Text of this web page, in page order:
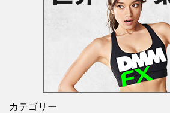
カテゴリー